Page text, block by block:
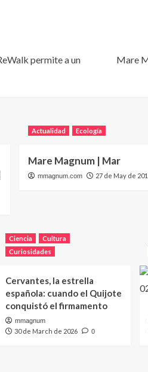
permite a un
Mare
Actualidad Ecología
Mare Magnum | Mar
mmagnum.com 27 de May de
Ciencia
Cultura
Curiosidades
Cervantes, la estrella
española: cuando el Quijote
conquistó el firmamento
mmagnum
30 de March de 2026 0